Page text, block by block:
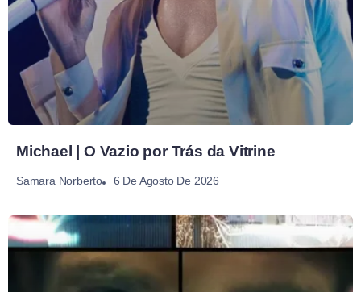
Michael | O Vazio por Trás da Vitrine
Samara Norberto 6 De Agosto De 2026